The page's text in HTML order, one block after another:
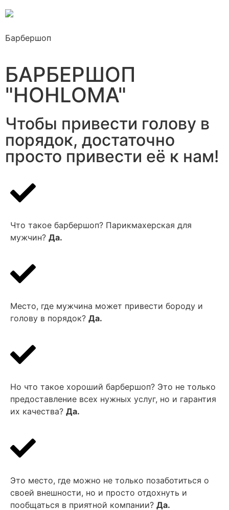
Барбершоп
БАРБЕРШОП
"HOHLOMA"
Чтобы привести голову в
порядок, достаточно
просто привести её к нам!
Что такое барбершоп? Парикмахерская для
мужчин? Да.
Место, где мужчина может привести бороду и
голову в порядок? Да.
Но что такое хороший барбершоп? Это не только
предоставление всех нужных услуг, но и гарантия
их качества? Да.
Это место, где можно не только позаботиться о
своей внешности, но и просто отдохнуть и
пообщаться в приятной компании? Да.